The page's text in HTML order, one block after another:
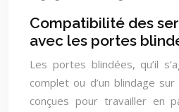
Compatibilité des
avec les portes
Les portes blindées, qu’il
complet ou d’un blindage
conçues pour travailler en